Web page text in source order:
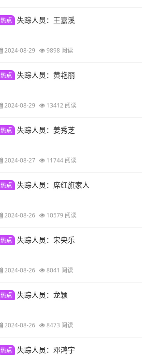
热点 失踪人员：王嘉溪
2024-08-29 9898 阅读
热点 失踪人员：黄艳丽
2024-08-29 13412 阅读
热点 失踪人员：姜秀芝
2024-08-27 11744 阅读
热点 失踪人员：席红旗家人
2024-08-26 10579 阅读
热点 失踪人员：宋央乐
2024-08-26 8041 阅读
热点 失踪人员：龙颖
2024-08-26 8473 阅读
热点 失踪人员：邓鸿宇